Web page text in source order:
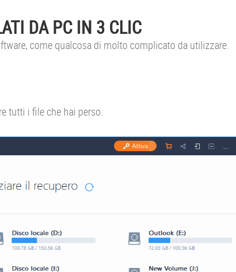
DA PC IN 3 CLIC
come qualcosa di molto complicato da utilizzare.
tutti i file che hai perso.